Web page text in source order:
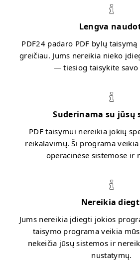
Lengva
PDF24 padaro PDF bylų
greičiau. Jums nereikia nieko
— tiesiog taisykite savo
Suderinama su jūsų
PDF taisymui nereikia jokių
reikalavimų. Ši programa
operacinėse sistemose ir
Nereikia
Jums nereikia įdiegti jokios
taisymo programa veikia
nekeičia jūsų sistemos ir
nustatymų.